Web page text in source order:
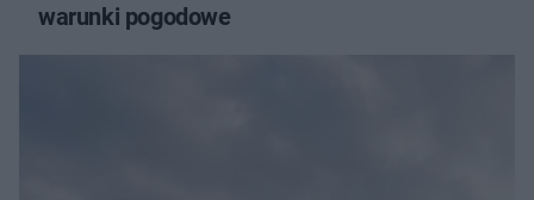
warunki pogodowe